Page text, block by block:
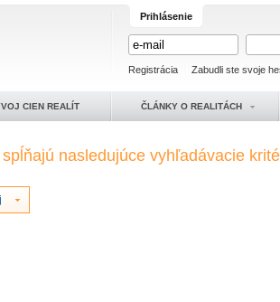
Prihlásenie
Registrácia Zabudli ste svoje
CIEN REALÍT ČLÁNKY O REALITÁCH
nasledujúce vyhľadávacie